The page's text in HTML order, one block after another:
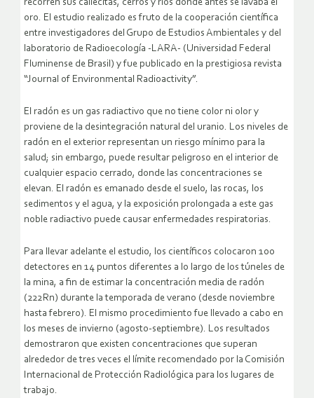
recorren sus callecitas, cerros y ríos donde antes se lavaba el
oro. El estudio realizado es fruto de la cooperación científica
entre investigadores del Grupo de Estudios Ambientales y del
laboratorio de Radioecología -LARA- (Universidad Federal
Fluminense de Brasil) y fue publicado en la prestigiosa revista
“Journal of Environmental Radioactivity”.
El radón es un gas radiactivo que no tiene color ni olor y
proviene de la desintegración natural del uranio. Los niveles de
radón en el exterior representan un riesgo mínimo para la
salud; sin embargo, puede resultar peligroso en el interior de
cualquier espacio cerrado, donde las concentraciones se
elevan. El radón es emanado desde el suelo, las rocas, los
sedimentos y el agua, y la exposición prolongada a este gas
noble radiactivo puede causar enfermedades respiratorias.
Para llevar adelante el estudio, los científicos colocaron 100
detectores en 14 puntos diferentes a lo largo de los túneles de
la mina, a fin de estimar la concentración media de radón
(222Rn) durante la temporada de verano (desde noviembre
hasta febrero). El mismo procedimiento fue llevado a cabo en
los meses de invierno (agosto-septiembre). Los resultados
demostraron que existen concentraciones que superan
alrededor de tres veces el límite recomendado por la Comisión
Internacional de Protección Radiológica para los lugares de
trabajo.